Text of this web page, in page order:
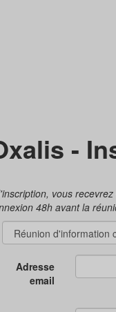
-
vous
48h avant la
Adresse
email